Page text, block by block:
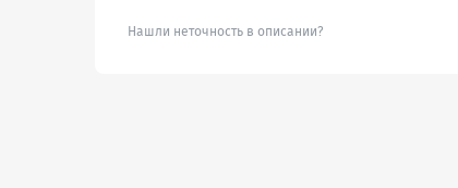
Нашли неточность в описании?